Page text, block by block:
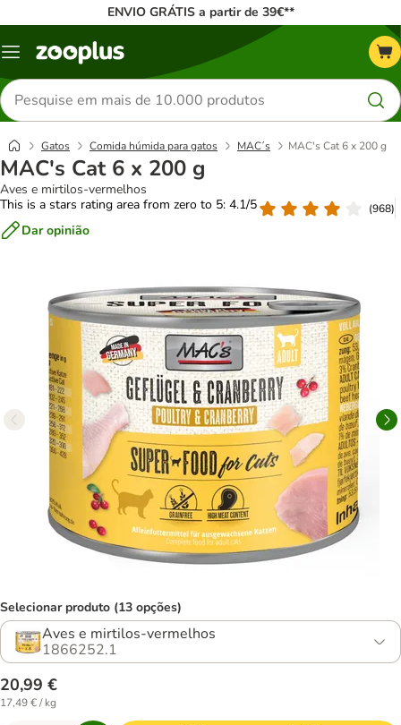
ENVIO GRÁTIS a partir de 39€**
Menu
Pesquisar
produtos
Gatos Comida húmida para gatos MAC´s MAC's Cat 6 x 200 g
MAC's Cat 6 x 200 g
Aves e mirtilos-vermelhos
This is a stars rating area from zero to 5: 4.1/5
(968)
Dar opinião
Selecionar produto (13 opções)
Aves e mirtilos-vermelhos
1866252.1
20,99 €
17,49 € / kg